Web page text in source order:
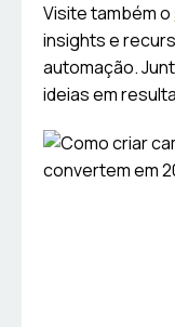
Visite também o
insights e
automação.
ideias em